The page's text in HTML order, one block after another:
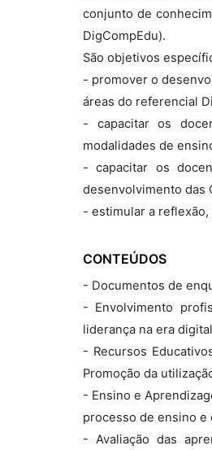
conjunto de
DigCompEdu).
São objetivos
- promover o
áreas do referencial
- capacitar os
modalidades de
- capacitar os
desenvolvimento das
- estimular a
CONTEÚDOS
- Documentos de
- Envolvimento
liderança na era
- Recursos
Promoção da
- Ensino e
processo de ensino e
- Avaliação das